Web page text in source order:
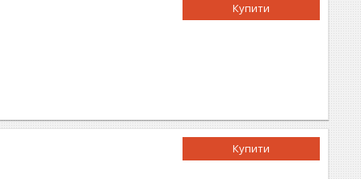
Купити
Купити